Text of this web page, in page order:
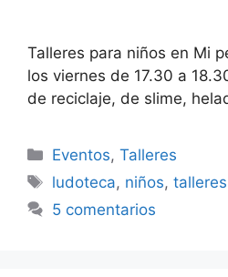
Talleres para niños en Mi
los viernes de 17.30 a
de reciclaje, de slime,
Categorías
Eventos,Talleres
Etiquetas
ludoteca, niños,talleres
5 comentarios